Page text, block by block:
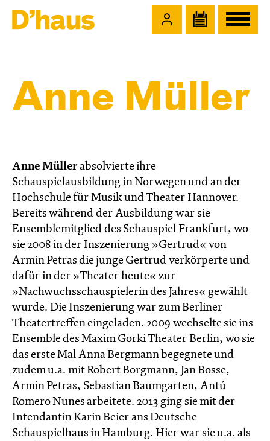
Anne Müller
Anne Müllerabsolvierte ihre
Schauspielausbildung in Norwegen und an der
Hochschule für Musik und Theater Hannover.
Bereits während der Ausbildung war sie
Ensemblemitglied des Schauspiel Frankfurt, wo
sie 2008 in der Inszenierung »Gertrud« von
Armin Petras die junge Gertrud verkörperte und
dafür in der »Theater heute« zur
»Nachwuchsschauspielerin des Jahres« gewählt
wurde. Die Inszenierung war zum Berliner
Theatertreffen eingeladen. 2009 wechselte sie ins
Ensemble des Maxim Gorki Theater Berlin, wo sie
das erste Mal Anna Bergmann begegnete und
zudem u.a. mit Robert Borgmann, Jan Bosse,
Armin Petras, Sebastian Baumgarten, Antú
Romero Nunes arbeitete. 2013 ging sie mit der
Intendantin Karin Beier ans Deutsche
Schauspielhaus in Hamburg. Hier war sie u.a. als